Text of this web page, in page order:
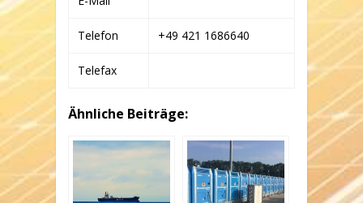
Telefon +49 421 1686640
Telefax
Ähnliche Beiträge: